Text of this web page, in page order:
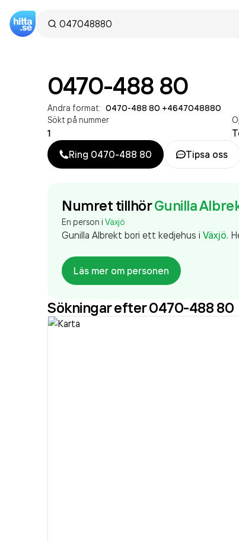
0470-488 80
Andra format: 0470-488 80 +4647048880
Sökt på nummer
1
Ring 0470-488 80 Tipsa oss
Numret tillhörGunilla
En person i Växjö
Gunilla Albrekt bori ett kedjehus i Växjö.
Läs mer om personen
Sökningar efter 0470-488 80